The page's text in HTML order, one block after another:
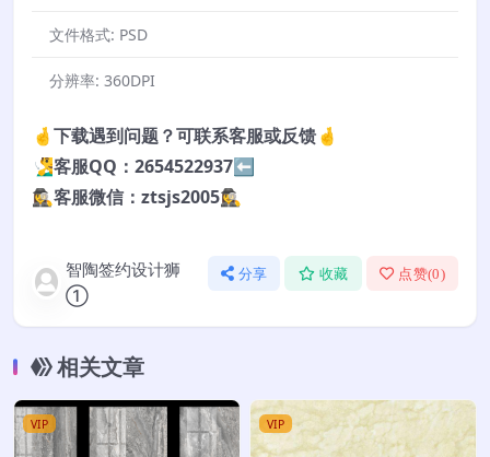
文件格式: PSD
分辨率: 360DPI
🤞下载遇到问题？可联系客服或反馈🤞
🧏‍♂️客服QQ：2654522937⬅️
🕵️‍♀️客服微信：ztsjs2005🕵️‍♀️
智陶签约设计狮
①
分享 收藏 点赞(0)
相关文章
VIP VIP